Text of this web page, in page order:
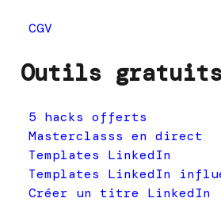
CGV
Outils
5 hacks offerts
Masterclasss en direct
Templates LinkedIn
Templates LinkedIn
Créer un titre LinkedIn